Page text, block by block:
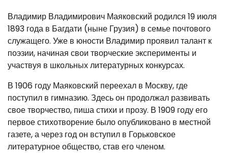
Владимир Владимирович Маяковский родился 19 июля
1893 года в Багдати (ныне Грузия) в семье почтового
служащего. Уже в юности Владимир проявил талант к
поэзии, начиная свои творческие эксперименты и
участвуя в школьных литературных конкурсах.
В 1906 году Маяковский переехал в Москву, где
поступил в гимназию. Здесь он продолжал развивать
свое творчество, пиша стихи и прозу. В 1909 году его
первое стихотворение было опубликовано в местной
газете, а через год он вступил в Горьковское
литературное общество, став его членом.